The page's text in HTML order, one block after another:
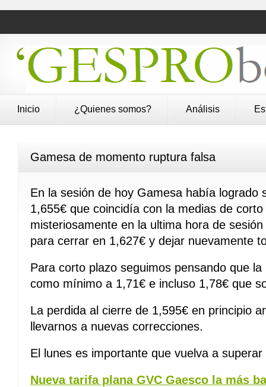
Inicio ¿Quienes somos? Análisis
Gamesa de momento ruptura falsa
En la sesión de hoy Gamesa había logrado
1,655€ que coincidía con la medias de
misteriosamente en la ultima hora de
para cerrar en 1,627€ y dejar nuevamente
Para corto plazo seguimos pensando que
como mínimo a 1,71€ e incluso 1,78€ que
La perdida al cierre de 1,595€ en principio
llevarnos a nuevas correcciones.
El lunes es importante que vuelva a
Nueva tarifa plana GVC Gaesco la más